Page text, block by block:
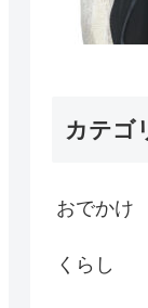
カテゴ
おでかけ
くらし